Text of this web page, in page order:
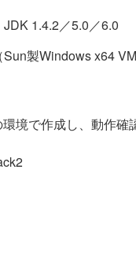
1.4.2／5.0／6.0
製Windows x64
境で作成し、動作確